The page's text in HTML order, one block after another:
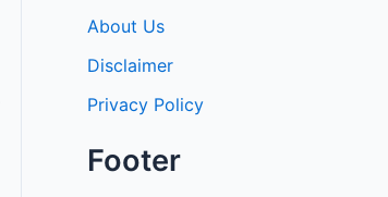
About Us
Disclaimer
Privacy Policy
Footer